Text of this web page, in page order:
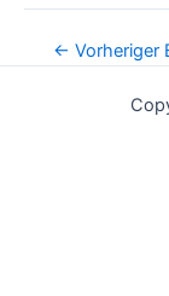
Post← Vorheriger